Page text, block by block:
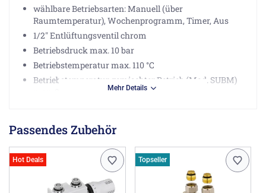
wählbare Betriebsarten: Manuell (über
Raumtemperatur), Wochenprogramm, Timer, Aus
1/2" Entlüftungsventil chrom
Betriebsdruck max. 10 bar
Betriebstemperatur max. 110 °C
Betriebstemperatur gemischter Betrieb (Mod. SUBM)
Wärmeleistung nach DIN EN442:
bei (75/65/20): 523 Watt
bei (55/45/20): 270 Watt
Mehr Details
Passendes Zubehör
Hot Deals Topseller